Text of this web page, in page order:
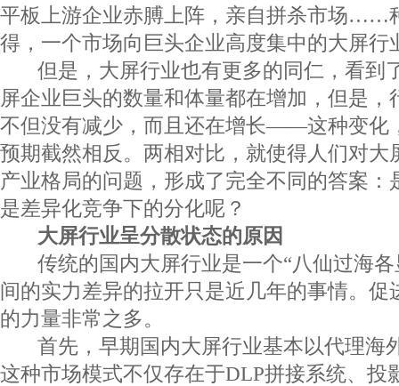
平板上游企业赤膊上阵，亲自拼杀市场……
得，一个市场向巨头企业高度集中的大屏行
但是，大屏行业也有更多的同仁，看到
屏企业巨头的数量和体量都在增加，但是
不但没有减少，而且还在增长——这种变化
预期截然相反。两相对比，就使得人们对大
产业格局的问题，形成了完全不同的答案
是差异化竞争下的分化呢？
大屏行业呈分散状态的原因
传统的国内大屏行业是一个“八仙过海各
间的实力差异的拉开只是近几年的事情。促
的力量非常之多。
首先，早期国内大屏行业基本以代理海
这种市场模式不仅存在于DLP拼接系统、投